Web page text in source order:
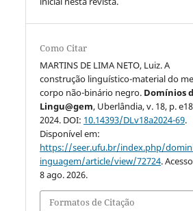
Como Citar
MARTINS DE LIMA NETO, Luiz. A
construção linguístico-material do
corpo não-binário negro. Domínios
Lingu@gem, Uberlândia, v. 18, p.
2024. DOI: 10.14393/DLv18a2024-69.
Disponível em:
https://seer.ufu.br/index.php/
inguagem/article/view/72724.
8 ago. 2026.
Formatos de Citação